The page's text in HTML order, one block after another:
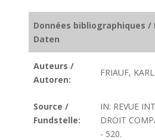
Données bibliographiques
Daten
Auteurs /
Autoren:
FRIAUF,
Source /
Fundstelle:
IN: REVUE
DROIT
- 520.